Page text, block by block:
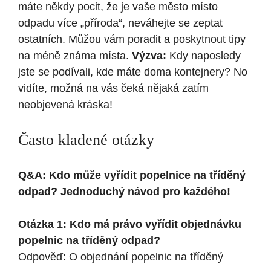
máte někdy pocit, že je vaše město místo
odpadu více „příroda“, neváhejte se zeptat
ostatních. Můžou vám poradit a poskytnout tipy
na méně známa místa. Výzva: Kdy naposledy
jste se podívali, kde máte doma kontejnery? No
vidíte, možná na vás čeká nějaká zatím
neobjevená kráska!
Často kladené otázky
Q&A: Kdo může vyřídit popelnice na tříděný
odpad? Jednoduchý návod pro každého!
Otázka 1: Kdo má právo vyřídit objednávku
popelnic na tříděný odpad?
Odpověď: O objednání popelnic na tříděný